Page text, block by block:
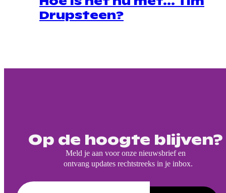
Drupsteen?
Op de hoogte blijven?
Meld je aan voor onze nieuwsbrief en
ontvang updates rechtstreeks in je inbox.